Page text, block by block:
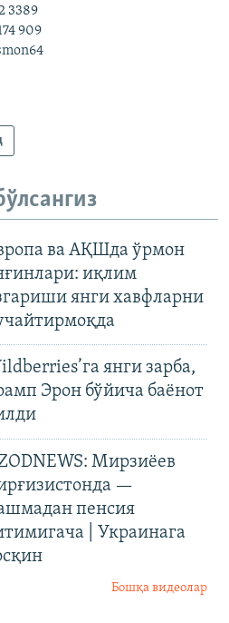
3389
909
ва АҚШда ўрмон
иқлим
янги хавфларни
янги зарба,
Эрон бўйича баёнот
Мирзиёев
—
пенсия
| Украинага
Бошқа видеолар